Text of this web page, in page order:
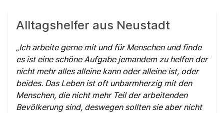
Alltagshelfer aus Neustadt
Ich arbeite gerne mit und für Menschen und finde
es ist eine schöne Aufgabe jemandem zu helfen der
nicht mehr alles alleine kann oder alleine ist, oder
beides. Das Leben ist oft unbarmherzig mit den
Menschen, die nicht mehr Teil der arbeitenden
Bevölkerung sind, deswegen sollten sie aber nicht